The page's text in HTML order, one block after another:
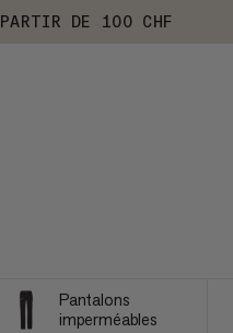
DE 100 CHF
Pantalons
imperméables